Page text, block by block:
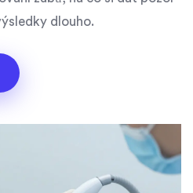
dlouho.